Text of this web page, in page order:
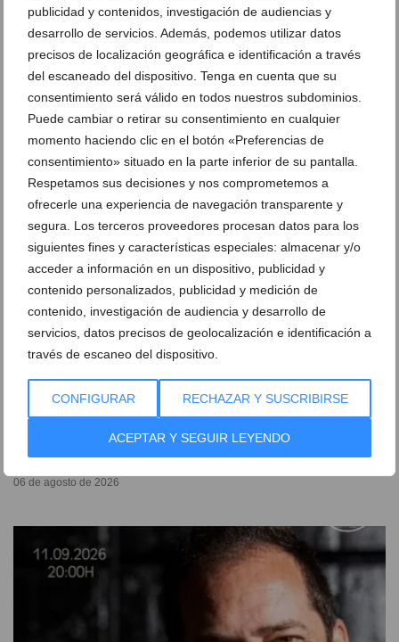
publicidad y contenidos, investigación de audiencias y
desarrollo de servicios. Además, podemos utilizar datos
precisos de localización geográfica e identificación a través
del escaneado del dispositivo. Tenga en cuenta que su
consentimiento será válido en todos nuestros subdominios.
Puede cambiar o retirar su consentimiento en cualquier
momento haciendo clic en el botón «Preferencias de
consentimiento» situado en la parte inferior de su pantalla.
Respetamos sus decisiones y nos comprometemos a
ofrecerle una experiencia de navegación transparente y
segura. Los terceros proveedores procesan datos para los
siguientes fines y características especiales: almacenar y/o
acceder a información en un dispositivo, publicidad y
contenido personalizados, publicidad y medición de
contenido, investigación de audiencia y desarrollo de
servicios, datos precisos de geolocalización e identificación a
través de escaneo del dispositivo.
CONFIGURAR RECHAZAR Y SUSCRIBIRSE
ACEPTAR Y SEGUIR LEYENDO
Más de 50.000 imágenes de la vida cotidiana de
Dénia donadas por el fotógrafo Paco Adsuar
06 de agosto de 2026
“Menos minas, más flores”: arte y solidaridad por
el pueblo saharaui
06 de agosto de 2026